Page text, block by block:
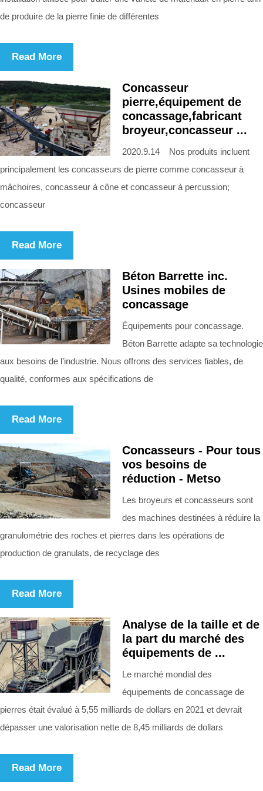
de produire de la pierre finie de différentes
Read More
Concasseur
pierre,équipement de
concassage,fabricant
broyeur,concasseur ...
2020.9.14 Nos produits incluent
principalement les concasseurs de pierre comme concasseur à
mâchoires, concasseur à cône et concasseur à percussion;
concasseur
Read More
Béton Barrette inc.
Usines mobiles de
concassage
Équipements pour concassage.
Béton Barrette adapte sa technologie
aux besoins de l’industrie. Nous offrons des services fiables, de
qualité, conformes aux spécifications de
Read More
Concasseurs - Pour tous
vos besoins de
réduction - Metso
Les broyeurs et concasseurs sont
des machines destinées à réduire la
granulométrie des roches et pierres dans les opérations de
production de granulats, de recyclage des
Read More
Analyse de la taille et de
la part du marché des
équipements de ...
Le marché mondial des
équipements de concassage de
pierres était évalué à 5,55 milliards de dollars en 2021 et devrait
dépasser une valorisation nette de 8,45 milliards de dollars
Read More